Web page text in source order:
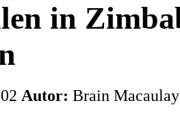
in
Autor: Brain